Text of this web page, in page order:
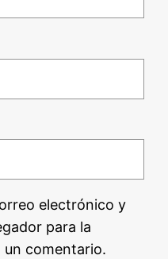
electrónico y
para la
un comentario.